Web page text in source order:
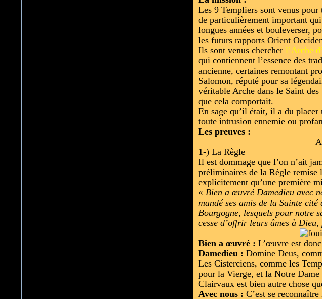
Les 9 Templiers sont venus
de particulièrement important
longues années et bouleverser,
les futurs rapports Orient
Ils sont venus chercherl’Arche
qui contiennent l’essence des
ancienne, certaines remontant
Salomon, réputé pour sa
véritable Arche dans le Saint
que cela comportait.
En sage qu’il était, il a du
toute intrusion ennemie ou
Les preuves :
1-) La Règle
Il est dommage que l’on n’ait
préliminaires de la Règle
explicitement qu’une première
« Bien a œuvré Damedieu avec
mandé ses amis de la Sainte
Bourgogne, lesquels pour notre
cesse d’offrir leurs âmes à
Bien a œuvré : L’œuvre est
Damedieu : Domine Deus,
Les Cisterciens, comme les
pour la Vierge, et la Notre
Clairvaux est bien autre chose
Avec nous : C’est se